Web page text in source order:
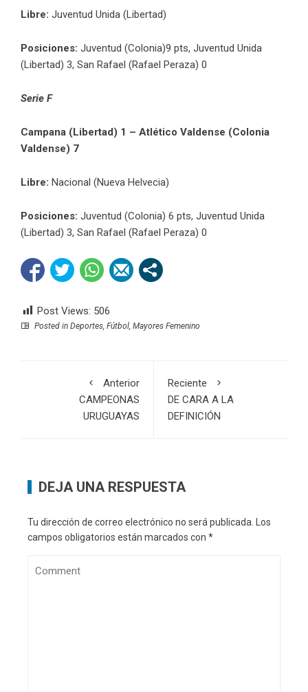
Libre: Juventud Unida (Libertad)
Posiciones: Juventud (Colonia)9 pts, Juventud Unida
(Libertad) 3, San Rafael (Rafael Peraza) 0
Serie F
Campana (Libertad) 1 – Atlético Valdense (Colonia
Valdense) 7
Libre: Nacional (Nueva Helvecia)
Posiciones: Juventud (Colonia) 6 pts, Juventud Unida
(Libertad) 3, San Rafael (Rafael Peraza) 0
Post Views: 506
Posted in Deportes, Fútbol, Mayores Femenino
Anterior
CAMPEONAS
URUGUAYAS
Reciente
DE CARA A LA
DEFINICIÓN
DEJA UNA RESPUESTA
Tu dirección de correo electrónico no será publicada. Los
campos obligatorios están marcados con *